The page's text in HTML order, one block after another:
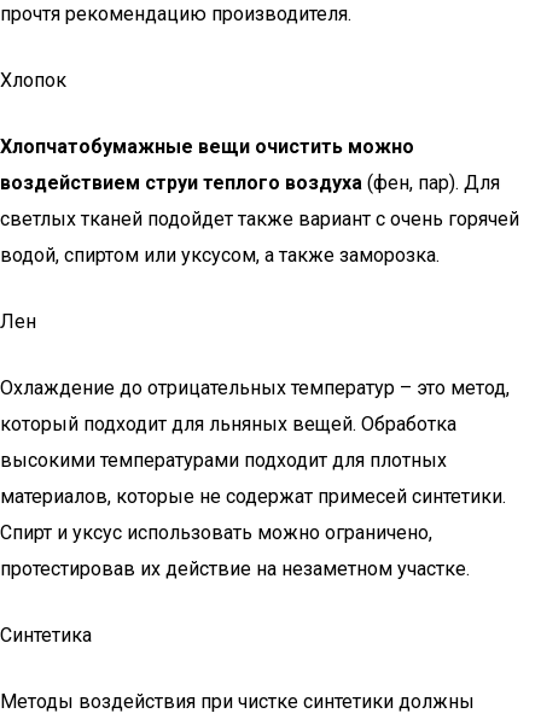
прочтя рекомендацию производителя.
Хлопок
Хлопчатобумажные вещи очистить можно
воздействием струи теплого воздуха (фен, пар). Для
светлых тканей подойдет также вариант с очень горячей
водой, спиртом или уксусом, а также заморозка.
Лен
Охлаждение до отрицательных температур – это метод,
который подходит для льняных вещей. Обработка
высокими температурами подходит для плотных
материалов, которые не содержат примесей синтетики.
Спирт и уксус использовать можно ограничено,
протестировав их действие на незаметном участке.
Синтетика
Методы воздействия при чистке синтетики должны